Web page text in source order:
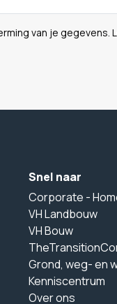
van je gegevens.
Snel naar
Corporate -
VH Landbouw
VH Bouw
Grond, weg- en
Kenniscentrum
Over ons